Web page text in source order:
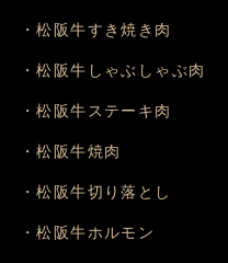
・松阪牛すき焼き肉
・松阪牛しゃぶしゃぶ肉
・松阪牛ステーキ肉
・松阪牛焼肉
・松阪牛切り落とし
・松阪牛ホルモン